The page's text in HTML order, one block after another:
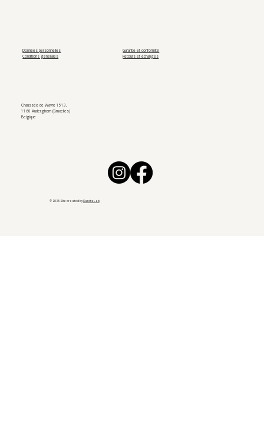
Données personnelles
Conditions générales
Chaussée de Wavre 1513,
1160 Auderghem (Bruxelles)
Belgique
Garantie et conformité
Retours et échanges
© 2025 Site created byCarotteLab